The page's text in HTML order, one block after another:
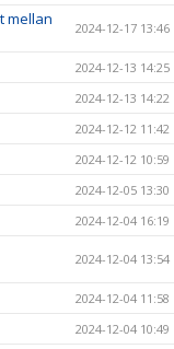
mellan
2024-12-17 13:46
2024-12-13 14:25
2024-12-13 14:22
2024-12-12 11:42
2024-12-12 10:59
2024-12-05 13:30
2024-12-04 16:19
2024-12-04 13:54
2024-12-04 11:58
2024-12-04 10:49